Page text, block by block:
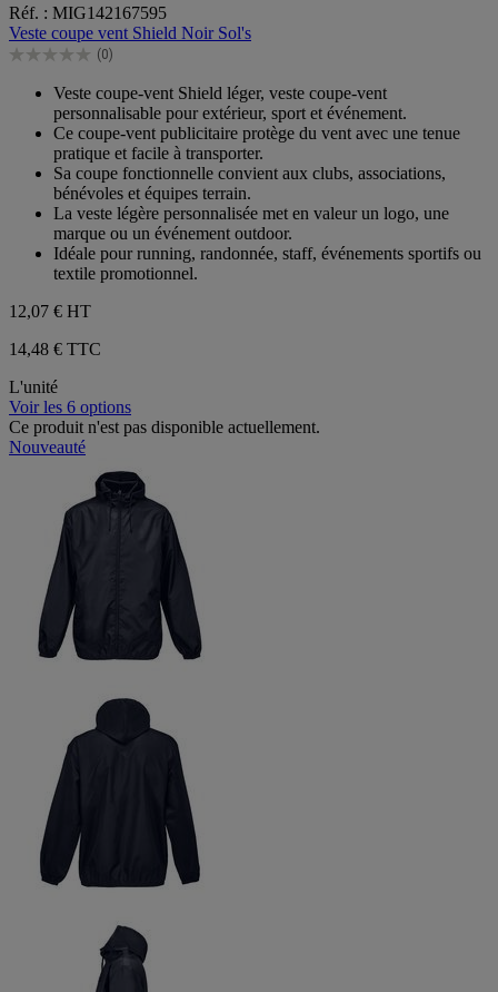
sur
5
étoiles.
Réf. : MIG142167595
Veste coupe vent Shield Noir Sol's
(0)
0.0
étoiles.
Veste coupe-vent Shield léger, veste coupe-vent
personnalisable pour extérieur, sport et événement.
Ce coupe-vent publicitaire protège du vent avec une tenue
pratique et facile à transporter.
Sa coupe fonctionnelle convient aux clubs, associations,
bénévoles et équipes terrain.
La veste légère personnalisée met en valeur un logo, une
marque ou un événement outdoor.
Idéale pour running, randonnée, staff, événements sportifs ou
textile promotionnel.
12,07 € HT
14,48 € TTC
L'unité
Voir les 6 options
Ce produit n'est pas disponible actuellement.
Nouveauté